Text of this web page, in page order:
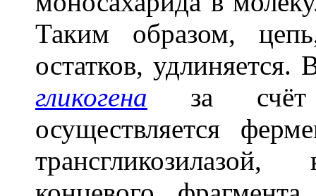
Таким образом,
остатков, удлиняется.
гликогена за счёт
осуществляется